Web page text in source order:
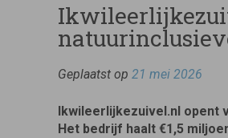
Geplaatst op 21 mei 2026
Ikwileerlijkezuivel.nl opent
Het bedrijf haalt €1,5